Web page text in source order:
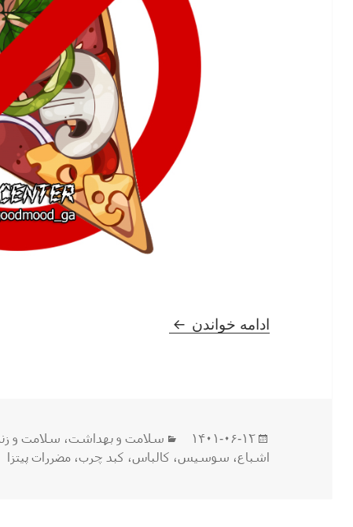
ادامه خواندن چرا باید کمتر پیتزا بخوریم ؟‌
ارسال
شده
۱۴۰۱-۰۶-۱۲ دسته‌ها
سلامت و بهداشت، سلامت و
اشباع، سوسیس، کالباس، کبد چرب،مضررات پیتزا